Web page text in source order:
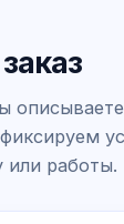
или работы.